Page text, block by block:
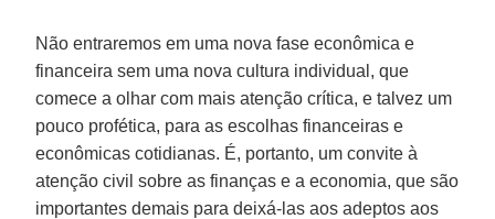
Não entraremos em uma nova fase econômica e
financeira sem uma nova cultura individual, que
comece a olhar com mais atenção crítica, e talvez um
pouco profética, para as escolhas financeiras e
econômicas cotidianas. É, portanto, um convite à
atenção civil sobre as finanças e a economia, que são
importantes demais para deixá-las aos adeptos aos